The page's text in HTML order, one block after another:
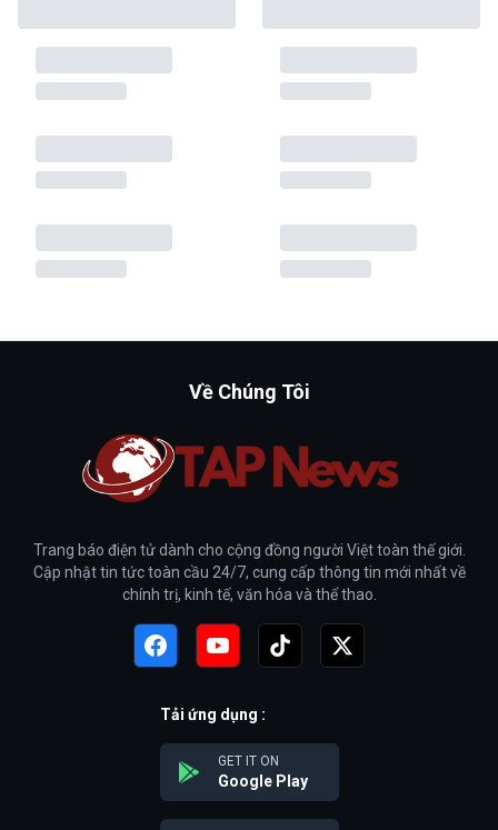
Về Chúng Tôi
Trang báo điện tử dành cho cộng đồng người Việt toàn thế giới.
Cập nhật tin tức toàn cầu 24/7, cung cấp thông tin mới nhất về
chính trị, kinh tế, văn hóa và thể thao.
Tải ứng dụng :
GET IT ON
Google Play